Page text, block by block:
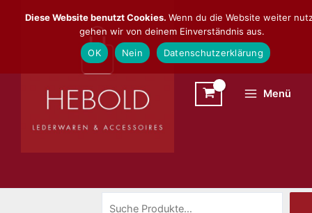
Inhalt
Menü
Diese Website benutzt Cookies. Wenn du die Website weiter
gehen wir von deinem Einverständnis aus.
OK
Nein Datenschutzerklärung